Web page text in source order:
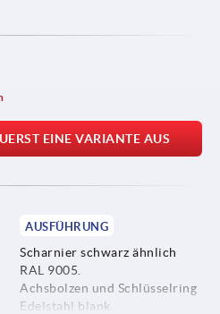
EINE VARIANTE AUS
AUSFÜHRUNG
Scharnier schwarz ähnlich
RAL 9005.
Achsbolzen und Schlüsselring
Edelstahl blank.